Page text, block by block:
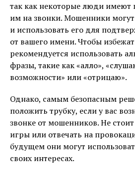
так как некоторые люди имеют
им на звонки. Мошенники могут
и использовать его для
от вашего имени. Чтобы
рекомендуется использовать
фразы, такие как «алло»,
возможности» или «отрицаю».
Однако, самым безопасным
положить трубку, если у вас
звонке от мошенников. Не
игры или отвечать на
будущем они могут
своих интересах.